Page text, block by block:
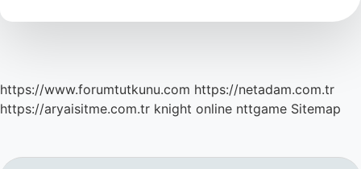
https://www.forumtutkunu.com https://netadam.com.tr
https://aryaisitme.com.tr knight online nttgame Sitemap